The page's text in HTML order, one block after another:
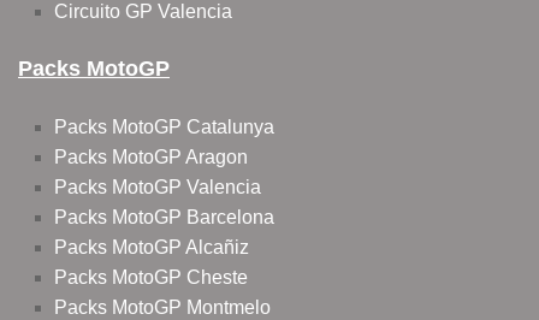
Circuito GP Valencia
Packs MotoGP
Packs MotoGP Catalunya
Packs MotoGP Aragon
Packs MotoGP Valencia
Packs MotoGP Barcelona
Packs MotoGP Alcañiz
Packs MotoGP Cheste
Packs MotoGP Montmelo